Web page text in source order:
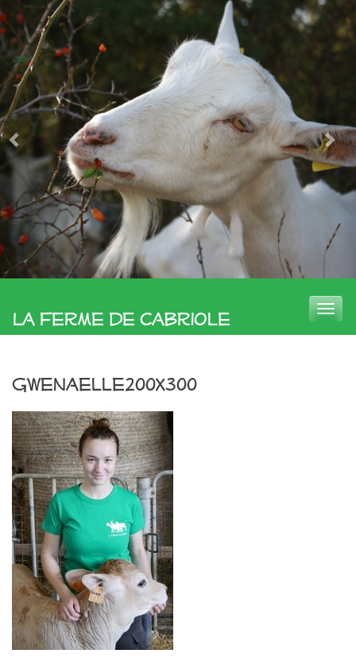
La Ferme de Cabriole
Toggle
gwenaelle200x300